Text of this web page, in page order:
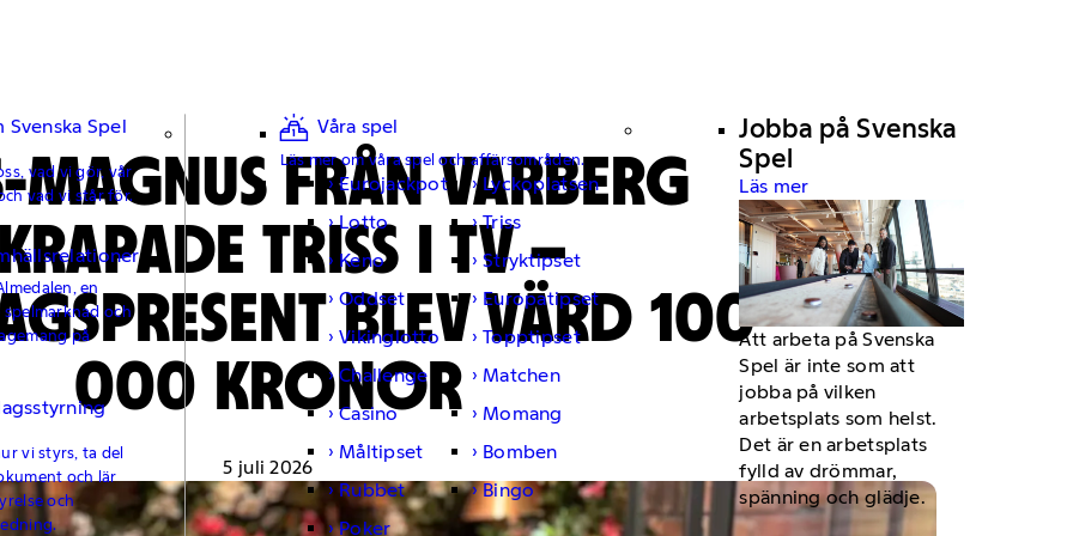
Svenska Spel
vad vi gör, vår
vad vi står för.
en
och
på
vi styrs, ta del
och lär
och
Våra spel
Läs mer om våra spel och affärsområden.
Eurojackpot
Lyckoplatsen
Lotto
Triss
Keno
Stryktipset
Oddset
Europatipset
Vikinglotto
Topptipset
Challenge
Matchen
Casino
Momang
Måltipset
Bomben
Rubbet
Bingo
Poker
Jobba på Svenska
Spel
Läs mer
Att arbeta på Svenska
Spel är inte som att
jobba på vilken
arbetsplats som helst.
Det är en arbetsplats
fylld av drömmar,
spänning och glädje.
MAGNUS FRÅN VARBERG
TRISS I TV –
BLEV VÄRD 100
000 KRONOR
5 juli 2026